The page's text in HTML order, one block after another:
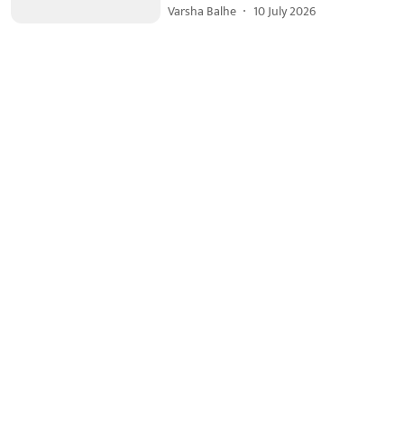
Varsha Balhe 10 July 2026